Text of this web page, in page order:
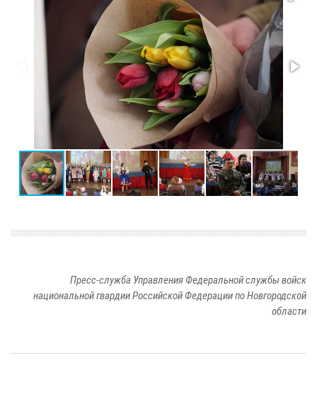
Пресс-служба Управления Федеральной службы войск
национальной гвардии Российской Федерации по Новгородской
области